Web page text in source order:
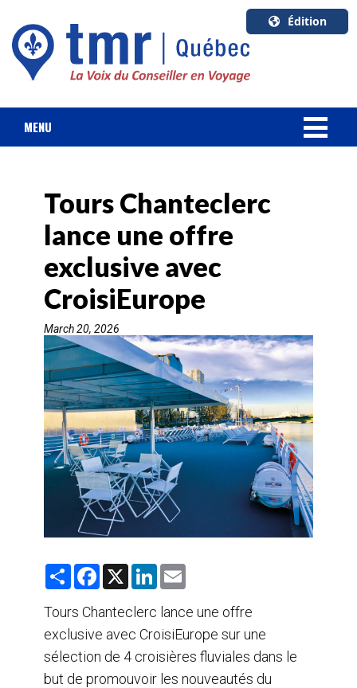
Édition
U.S.A.
English
Canada
MENU
FORFAIT VACANCES
CROISIÈRES
HOTELS & RESORTS
DESTINATIONS
AGENTS DE VOYAGE
FORMATION & RESSOURCES
Tours Chanteclerc
lance une offre
exclusive avec
CroisiEurope
March 20, 2026
S
r
e
F
e
b
o
k
X
L
k
e
d
n
i
l
Tours Chanteclerc lance une offre
exclusive avec CroisiEurope sur une
sélection de 4 croisières fluviales dans le
but de promouvoir les nouveautés du